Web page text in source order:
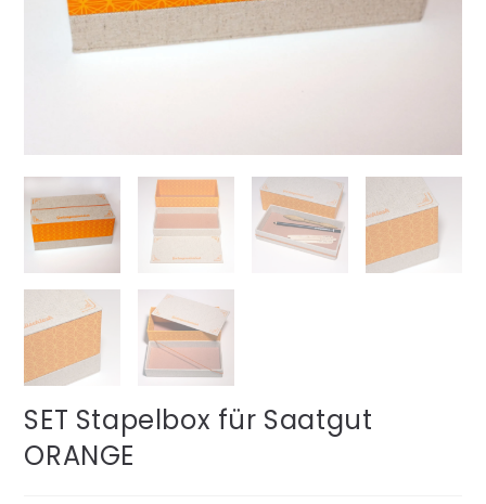
SET Stapelbox für Saatgut
ORANGE